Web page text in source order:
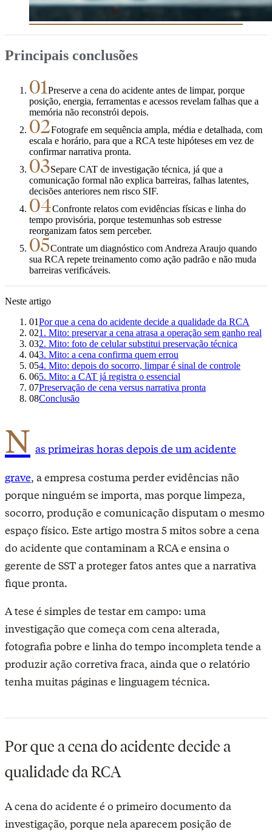
Principais conclusões
01Preserve a cena do acidente antes de limpar, porque
posição, energia, ferramentas e acessos revelam falhas que a
memória não reconstrói depois.
02Fotografe em sequência ampla, média e detalhada, com
escala e horário, para que a RCA teste hipóteses em vez de
confirmar narrativa pronta.
03Separe CAT de investigação técnica, já que a
comunicação formal não explica barreiras, falhas latentes,
decisões anteriores nem risco SIF.
04Confronte relatos com evidências físicas e linha do
tempo provisória, porque testemunhas sob estresse
reorganizam fatos sem perceber.
05Contrate um diagnóstico com Andreza Araujo quando
sua RCA repete treinamento como ação padrão e não muda
barreiras verificáveis.
Neste artigo
01Por que a cena do acidente decide a qualidade da RCA
021. Mito: preservar a cena atrasa a operação sem ganho real
032. Mito: foto de celular substitui preservação técnica
043. Mito: a cena confirma quem errou
054. Mito: depois do socorro, limpar é sinal de controle
065. Mito: a CAT já registra o essencial
07Preservação de cena versus narrativa pronta
08Conclusão
N as primeiras horas depois de um acidente
grave, a empresa costuma perder evidências não
porque ninguém se importa, mas porque limpeza,
socorro, produção e comunicação disputam o mesmo
espaço físico. Este artigo mostra 5 mitos sobre a cena
do acidente que contaminam a RCA e ensina o
gerente de SST a proteger fatos antes que a narrativa
fique pronta.
A tese é simples de testar em campo: uma
investigação que começa com cena alterada,
fotografia pobre e linha do tempo incompleta tende a
produzir ação corretiva fraca, ainda que o relatório
tenha muitas páginas e linguagem técnica.
Por que a cena do acidente decide a
qualidade da RCA
A cena do acidente é o primeiro documento da
investigação, porque nela aparecem posição de